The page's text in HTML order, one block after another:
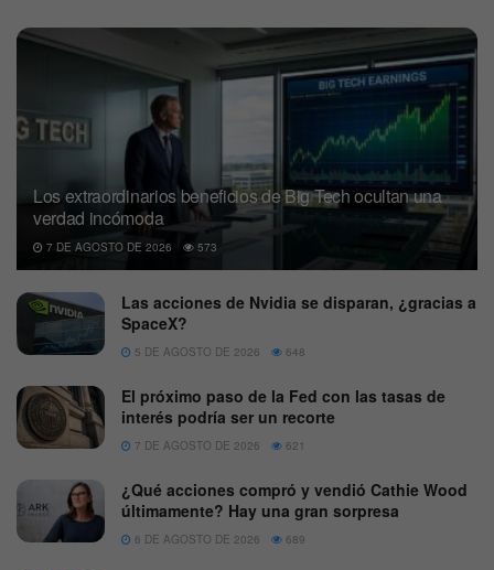
Los extraordinarios beneficios de Big Tech ocultan una
verdad incómoda
7 DE AGOSTO DE 2026 573
Las acciones de Nvidia se disparan, ¿gracias a
SpaceX?
5 DE AGOSTO DE 2026 648
El próximo paso de la Fed con las tasas de
interés podría ser un recorte
7 DE AGOSTO DE 2026 621
¿Qué acciones compró y vendió Cathie Wood
últimamente? Hay una gran sorpresa
6 DE AGOSTO DE 2026 689